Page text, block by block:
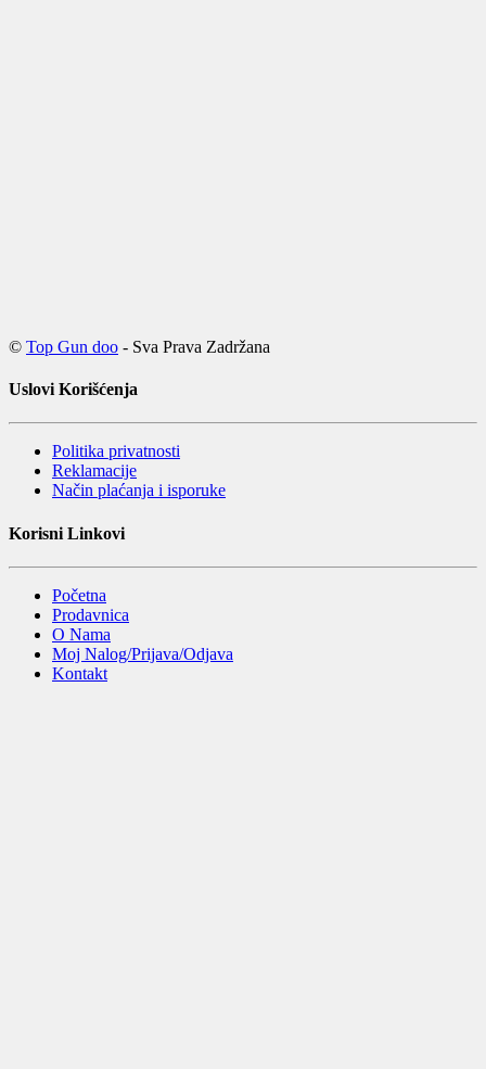
© Top Gun doo - Sva Prava Zadržana
Uslovi Korišćenja
Politika privatnosti
Reklamacije
Način plaćanja i isporuke
Korisni Linkovi
Početna
Prodavnica
O Nama
Moj Nalog/Prijava/Odjava
Kontakt